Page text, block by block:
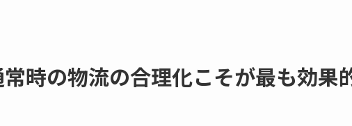
時の物流の合理化こそが最も効果